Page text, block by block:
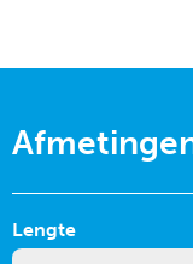
Lengte